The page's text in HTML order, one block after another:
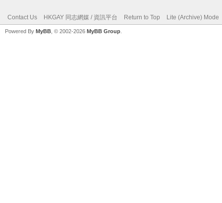
Contact Us HKGAY 同志網媒 / 資訊平台 Return to Top Lite (Archive) Mode
Powered By MyBB , © 2002-2026 MyBB Group